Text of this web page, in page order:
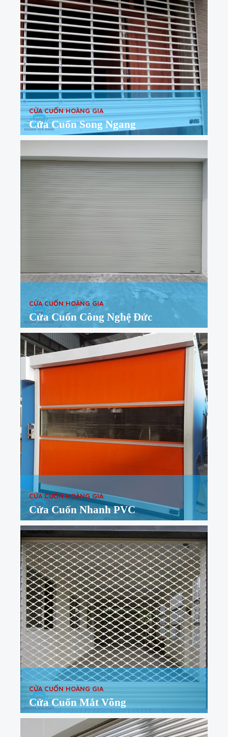
CỬA CUỐN HOÀNG GIA
Cửa Cuốn Song Ngang
CỬA CUỐN HOÀNG GIA
Cửa Cuốn Công Nghệ Đức
CỬA CUỐN HOÀNG GIA
Cửa Cuốn Nhanh PVC
CỬA CUỐN HOÀNG GIA
Cửa Cuốn Mắt Võng